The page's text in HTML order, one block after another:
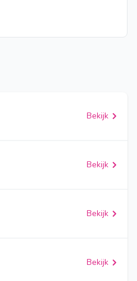
Bekijk
Bekijk
Bekijk
Bekijk